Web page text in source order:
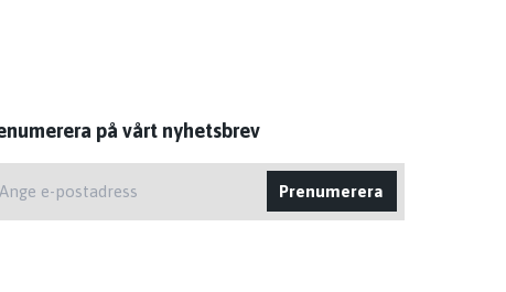
på vårt nyhetsbrev
Prenumerera